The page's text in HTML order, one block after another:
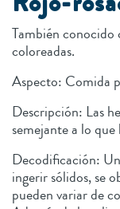
También
coloreadas.
Aspecto: Comida
Descripción: Las
semejante a lo
Decodificación:
ingerir sólidos, se
pueden variar de